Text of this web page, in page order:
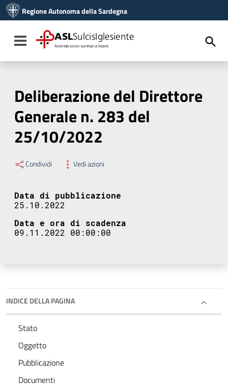
Vai al menu di navigazione
Vai al footer
Regione Autonoma della Sardegna
Toggle navigation
ASLSulcisIglesiente
Azienda socio-sanitaria locale
Deliberazione del Direttore
Generale n. 283 del
25/10/2022
Condividi Vedi azioni
Data di pubblicazione
25.10.2022
Data e ora di scadenza
09.11.2022 00:00:00
INDICE DELLA PAGINA
Stato
Oggetto
Pubblicazione
Documenti